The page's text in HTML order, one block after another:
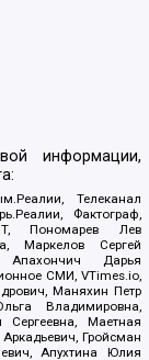
информации,
Телеканал
Фактограф,
Пономарев Лев
Маркелов Сергей
Апахончич Дарья
СМИ, VTimes.io,
Маняхин Петр
Владимировна,
Маетная
Гройсман
Апухтина Юлия